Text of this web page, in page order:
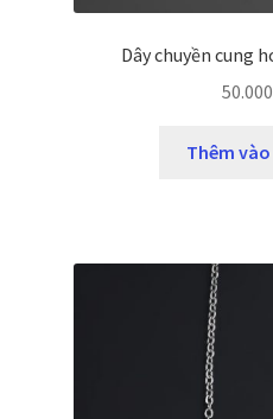
Dây chuyền cung
50.000
Thêm